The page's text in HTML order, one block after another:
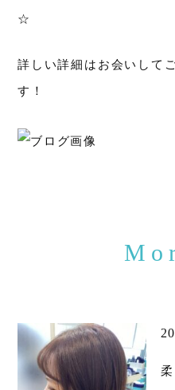
☆
詳しい詳細はお会いして
す！